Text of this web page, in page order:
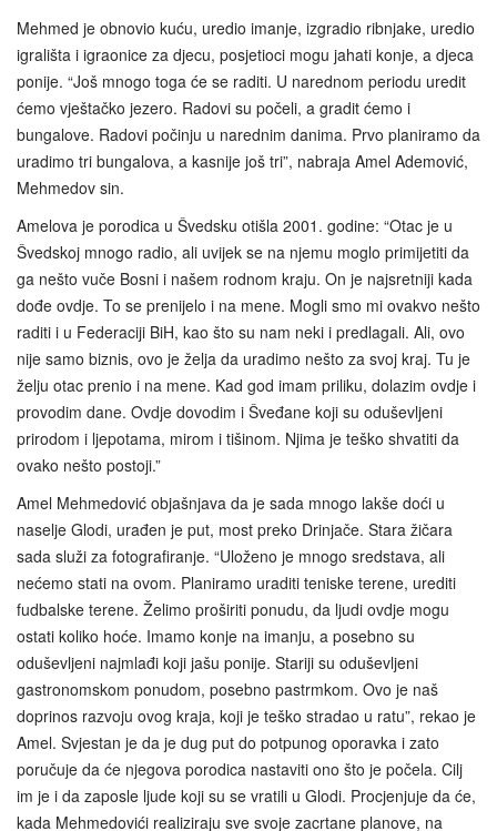
Mehmed je obnovio kuću, uredio imanje, izgradio ribnjake, uredio
igrališta i igraonice za djecu, posjetioci mogu jahati konje, a djeca
ponije. “Još mnogo toga će se raditi. U narednom periodu uredit
ćemo vještačko jezero. Radovi su počeli, a gradit ćemo i
bungalove. Radovi počinju u narednim danima. Prvo planiramo da
uradimo tri bungalova, a kasnije još tri”, nabraja Amel Ademović,
Mehmedov sin.
Amelova je porodica u Švedsku otišla 2001. godine: “Otac je u
Švedskoj mnogo radio, ali uvijek se na njemu moglo primijetiti da
ga nešto vuče Bosni i našem rodnom kraju. On je najsretniji kada
dođe ovdje. To se prenijelo i na mene. Mogli smo mi ovakvo nešto
raditi i u Federaciji BiH, kao što su nam neki i predlagali. Ali, ovo
nije samo biznis, ovo je želja da uradimo nešto za svoj kraj. Tu je
želju otac prenio i na mene. Kad god imam priliku, dolazim ovdje i
provodim dane. Ovdje dovodim i Šveđane koji su oduševljeni
prirodom i ljepotama, mirom i tišinom. Njima je teško shvatiti da
ovako nešto postoji.”
Amel Mehmedović objašnjava da je sada mnogo lakše doći u
naselje Glodi, urađen je put, most preko Drinjače. Stara žičara
sada služi za fotografiranje. “Uloženo je mnogo sredstava, ali
nećemo stati na ovom. Planiramo uraditi teniske terene, urediti
fudbalske terene. Želimo proširiti ponudu, da ljudi ovdje mogu
ostati koliko hoće. Imamo konje na imanju, a posebno su
oduševljeni najmlađi koji jašu ponije. Stariji su oduševljeni
gastronomskom ponudom, posebno pastrmkom. Ovo je naš
doprinos razvoju ovog kraja, koji je teško stradao u ratu”, rekao je
Amel. Svjestan je da je dug put do potpunog oporavka i zato
poručuje da će njegova porodica nastaviti ono što je počela. Cilj
im je i da zaposle ljude koji su se vratili u Glodi. Procjenjuje da će,
kada Mehmedovići realiziraju sve svoje zacrtane planove, na